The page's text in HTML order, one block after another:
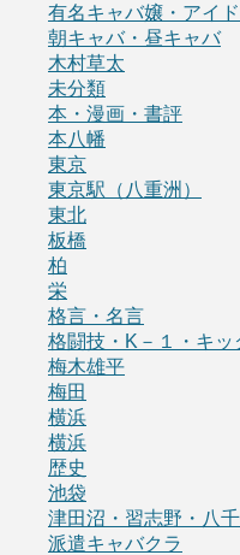
有名キャバ嬢・アイ
朝キャバ・昼キャバ
木村草太
未分類
本・漫画・書評
本八幡
東京
東京駅（八重洲）
東北
板橋
柏
栄
格言・名言
格闘技・K－１・キ
梅木雄平
梅田
横浜
横浜
歴史
池袋
津田沼・習志野・八
派遣キャバクラ